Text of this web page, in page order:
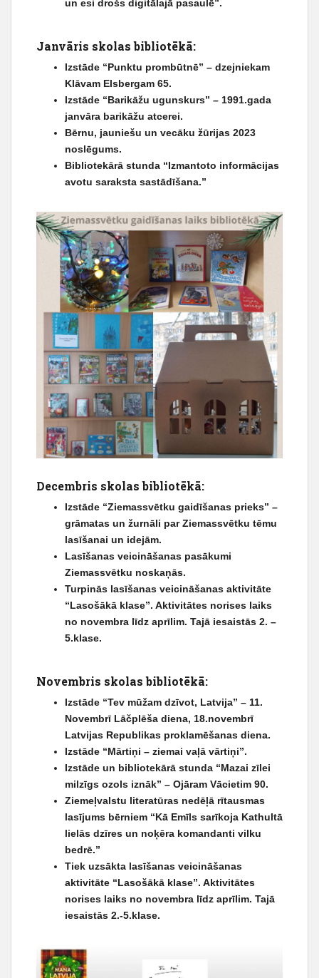
un esi drošs digitālajā pasaulē”.
Janvāris skolas bibliotēkā:
Izstāde “Punktu prombūtnē” – dzejniekam
Klāvam Elsbergam 65.
Izstāde “Barikāžu ugunskurs” – 1991.gada
janvāra barikāžu atcerei.
Bērnu, jauniešu un vecāku žūrijas 2023
noslēgums.
Bibliotekārā stunda “Izmantoto informācijas
avotu saraksta sastādīšana.”
Decembris skolas bibliotēkā:
Izstāde “Ziemassvētku gaidīšanas prieks” –
grāmatas un žurnāli par Ziemassvētku tēmu
lasīšanai un idejām.
Lasīšanas veicināšanas pasākumi
Ziemassvētku noskaņās.
Turpinās lasīšanas veicināšanas aktivitāte
“Lasošākā klase”. Aktivitātes norises laiks
no novembra līdz aprīlim. Tajā iesaistās 2. –
5.klase.
Novembris skolas bibliotēkā:
Izstāde “Tev mūžam dzīvot, Latvija” – 11.
Novembrī Lāčplēša diena, 18.novembrī
Latvijas Republikas proklamēšanas diena.
Izstāde “Mārtiņi – ziemai vaļā vārtiņi”.
Izstāde un bibliotekārā stunda “Mazai zīlei
milzīgs ozols iznāk” – Ojāram Vācietim 90.
Ziemeļvalstu literatūras nedēļā rītausmas
lasījums bērniem “Kā Emīls sarīkoja Kathultā
lielās dzīres un noķēra komandanti vilku
bedrē.”
Tiek uzsākta lasīšanas veicināšanas
aktivitāte “Lasošākā klase”. Aktivitātes
norises laiks no novembra līdz aprīlim. Tajā
iesaistās 2.-5.klase.